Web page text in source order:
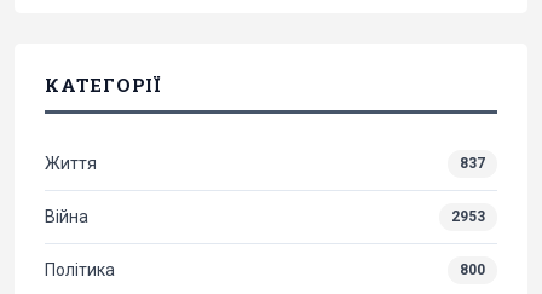
КАТЕГОРІЇ
Життя 837
Війна 2953
Політика 800